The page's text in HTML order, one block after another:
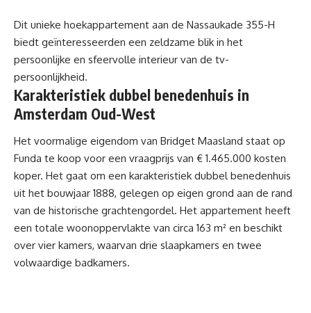
Dit unieke hoekappartement aan de Nassaukade 355-H
biedt geïnteresseerden een zeldzame blik in het
persoonlijke en sfeervolle interieur van de tv-
persoonlijkheid.
Karakteristiek dubbel benedenhuis in
Amsterdam Oud-West
Het voormalige eigendom van Bridget Maasland staat op
Funda te koop voor een vraagprijs van € 1.465.000 kosten
koper. Het gaat om een karakteristiek dubbel benedenhuis
uit het bouwjaar 1888, gelegen op eigen grond aan de rand
van de historische grachtengordel. Het appartement heeft
een totale woonoppervlakte van circa 163 m² en beschikt
over vier kamers, waarvan drie slaapkamers en twee
volwaardige badkamers.